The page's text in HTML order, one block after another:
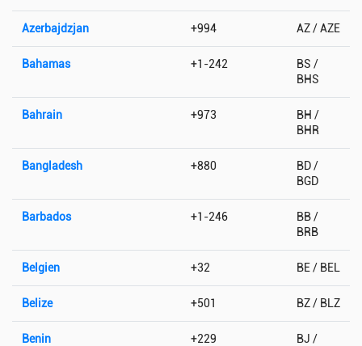
Azerbajdzjan +994 AZ / AZE
Bahamas +1-242
BS /
BHS
Bahrain +973
BH /
BHR
Bangladesh +880
BD /
BGD
Barbados +1-246
BB /
BRB
Belgien +32 BE / BEL
Belize +501 BZ / BLZ
Benin +229
BJ /